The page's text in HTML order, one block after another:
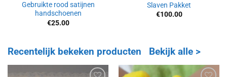
Gebruikte rood satijnen
handschoenen
€25.00
Slaven Pakket
€100.00
Recentelijk bekeken producten Bekijk alle >